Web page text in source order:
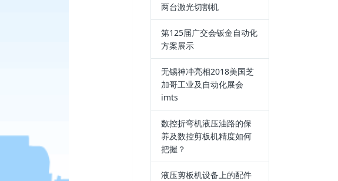
两台激光切割机
第125届广交会钣金自动化
方案展示
无锡神冲亮相2018美国芝
加哥工业及自动化展会
imts
数控折弯机液压油路的保
养及数控剪板机精度如何
把握？
液压剪板机设备上的配件